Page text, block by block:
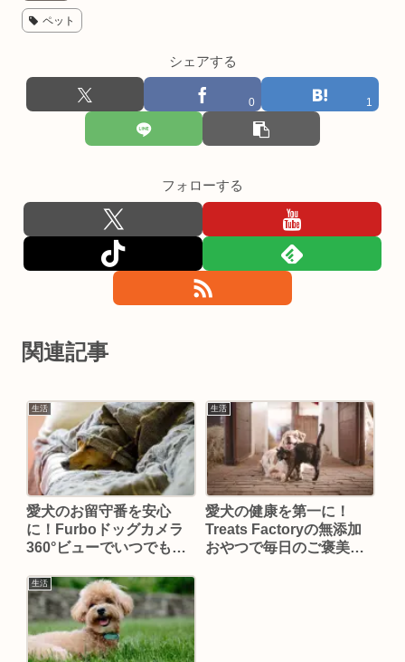
ペット
シェアする
0 1
フォローする
関連記事
生活
愛犬のお留守番を安心
に！Furboドッグカメラ
360°ビューでいつでもそ
生活
愛犬の健康を第一に！
Treats Factoryの無添加
おやつで毎日のご褒美を
生活